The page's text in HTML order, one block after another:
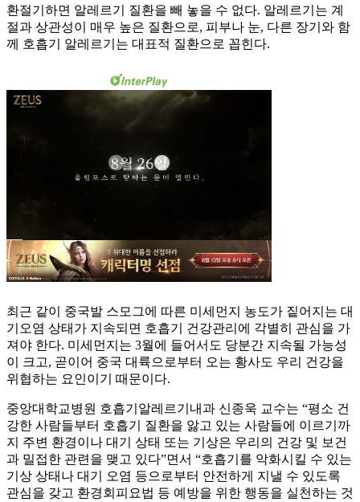
환절기하면 알레르기 질환을 빼 놓을 수 없다. 알레르기는 계
절과 상관성이 매우 높은 질환으로, 피부나 눈, 다른 장기와 함
께 호흡기 알레르기는 대표적 질환으로 꼽힌다.
최근 같이 중국발 스모그에 따른 미세먼지 농도가 짙어지는 대
기오염 상태가 지속되면 호흡기 건강관리에 각별히 관심을 가
져야 한다. 미세먼지는 3월에 들어서도 당분간 지속될 가능성
이 크고, 곧이어 중국 대륙으로부터 오는 황사도 우리 건강을
위협하는 요인이기 때문이다.
중앙대학교병원 호흡기알레르기내과 신종욱 교수는 “평소 건
강한 사람들부터 호흡기 질환을 앓고 있는 사람들에 이르기까
지 주변 환경이나 대기 상태 또는 기상은 우리의 건강 및 보건
과 밀접한 관련을 맺고 있다”면서 “호흡기를 악화시킬 수 있는
기상 상태나 대기 오염 등으로부터 안전하게 지낼 수 있도록
관심을 갖고 환경회피요법 등 예방을 위한 행동을 실천하는 것